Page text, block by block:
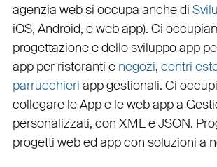
agenzia websi occupa anche di
iOS, Android, eweb app). Ci
progettazionee dellosviluppo app
app per ristoranti e negozi, centri
parrucchieri app gestionali. Ci
collegareleAppe leweb appa
personalizzati, con XMLeJSON.
progetti webed appcon soluzioni a